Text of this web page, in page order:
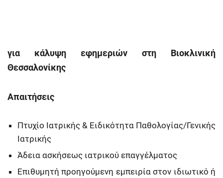
για κάλυψη εφημεριών στη Βιοκλινική
Θεσσαλονίκης
Απαιτήσεις
Πτυχίο Ιατρικής & Ειδικότητα Παθολογίας/Γενικής
Ιατρικής
Άδεια ασκήσεως ιατρικού επαγγέλματος
Επιθυμητή προηγούμενη εμπειρία στον ιδιωτικό ή